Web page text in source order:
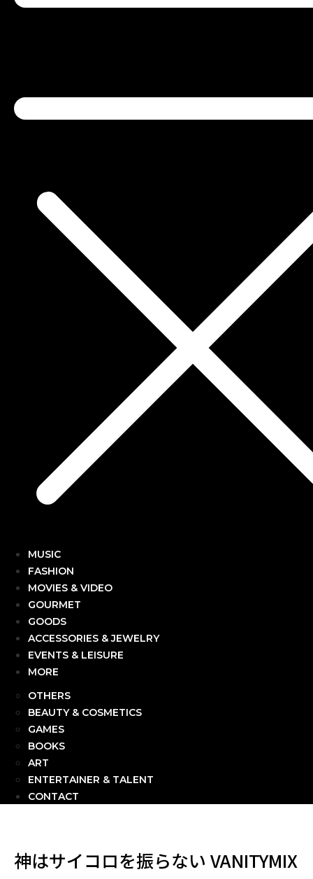
MUSIC
FASHION
MOVIES & VIDEO
GOURMET
GOODS
ACCESSORIES & JEWELRY
EVENTS & LEISURE
MORE
OTHERS
BEAUTY & COSMETICS
GAMES
BOOKS
ART
ENTERTAINER & TALENT
CONTACT
神はサイコロを振らない VANITYMIX